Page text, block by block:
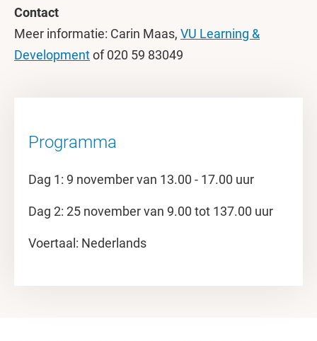
Contact
Meer informatie: Carin Maas, VU Learning &
Developmentof 020 59 83049
Programma
Dag 1: 9 november van 13.00 - 17.00 uur
Dag 2: 25 november van 9.00 tot 137.00 uur
Voertaal: Nederlands